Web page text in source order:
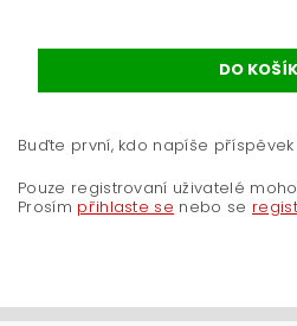
Buďte první, kdo napíše
Pouze registrovaní uživatelé
Prosím přihlaste se nebo se